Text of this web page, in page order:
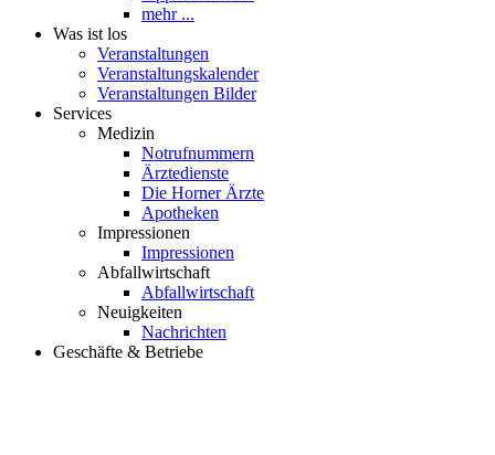
mehr ...
Was ist los
Veranstaltungen
Veranstaltungskalender
Veranstaltungen Bilder
Services
Medizin
Notrufnummern
Ärztedienste
Die Horner Ärzte
Apotheken
Impressionen
Impressionen
Abfallwirtschaft
Abfallwirtschaft
Neuigkeiten
Nachrichten
Geschäfte & Betriebe